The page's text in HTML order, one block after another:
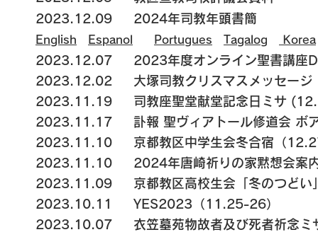
2023.12.09 2024年司教年頭書簡
English Espanol Portugues Tagalog Korea
2023.12.07 2023年度オンライン聖書講座
2023.12.02 大塚司教クリスマスメッセー
2023.11.19 司教座聖堂献堂記念日ミサ
2023.11.17 訃報 聖ヴィアトール修道会 ボ
2023.11.10 京都教区中学生会冬合宿（
2023.11.10 2024年唐崎祈りの家黙想会案
2023.11.09 京都教区高校生会「冬のつど
2023.10.11 YES2023（11.25-26）
2023.10.07 衣笠墓苑物故者及び死者祈念